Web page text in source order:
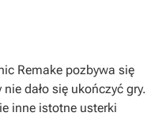
Remake pozbywa się
dało się ukończyć gry.
inne istotne usterki